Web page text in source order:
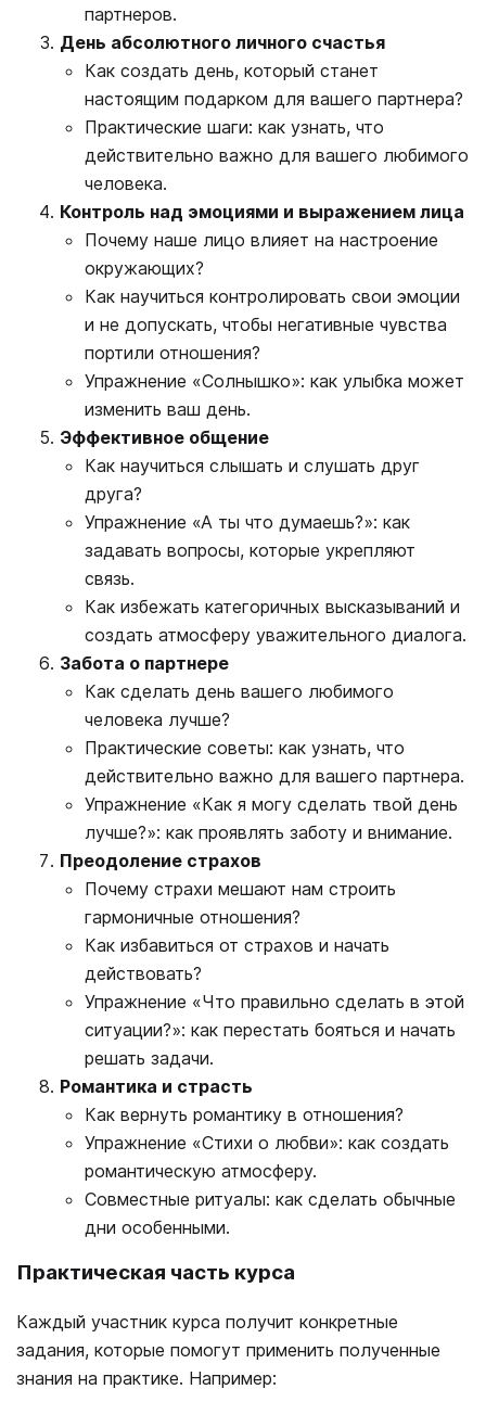
партнеров.
День абсолютного личного счастья
Как создать день, который станет
настоящим подарком для вашего партнера?
Практические шаги: как узнать, что
действительно важно для вашего любимого
человека.
Контроль над эмоциями и выражением лица
Почему наше лицо влияет на настроение
окружающих?
Как научиться контролировать свои эмоции
и не допускать, чтобы негативные чувства
портили отношения?
Упражнение «Солнышко»: как улыбка может
изменить ваш день.
Эффективное общение
Как научиться слышать и слушать друг
друга?
Упражнение «А ты что думаешь?»: как
задавать вопросы, которые укрепляют
связь.
Как избежать категоричных высказываний и
создать атмосферу уважительного диалога.
Забота о партнере
Как сделать день вашего любимого
человека лучше?
Практические советы: как узнать, что
действительно важно для вашего партнера.
Упражнение «Как я могу сделать твой день
лучше?»: как проявлять заботу и внимание.
Преодоление страхов
Почему страхи мешают нам строить
гармоничные отношения?
Как избавиться от страхов и начать
действовать?
Упражнение «Что правильно сделать в этой
ситуации?»: как перестать бояться и начать
решать задачи.
Романтика и страсть
Как вернуть романтику в отношения?
Упражнение «Стихи о любви»: как создать
романтическую атмосферу.
Совместные ритуалы: как сделать обычные
дни особенными.
Практическая часть курса
Каждый участник курса получит конкретные
задания, которые помогут применить полученные
знания на практике. Например: